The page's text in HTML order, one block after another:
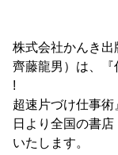
株式会社かんき出
齊藤龍男）は、
!
超速片づけ仕事
日より全国の書
いたします。